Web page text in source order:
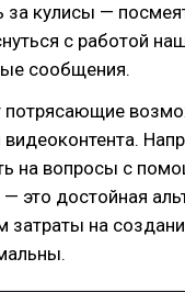
за кулисы —
с работой
сообщения.
потрясающие
видеоконтента.
на вопросы с
это достойная
затраты на